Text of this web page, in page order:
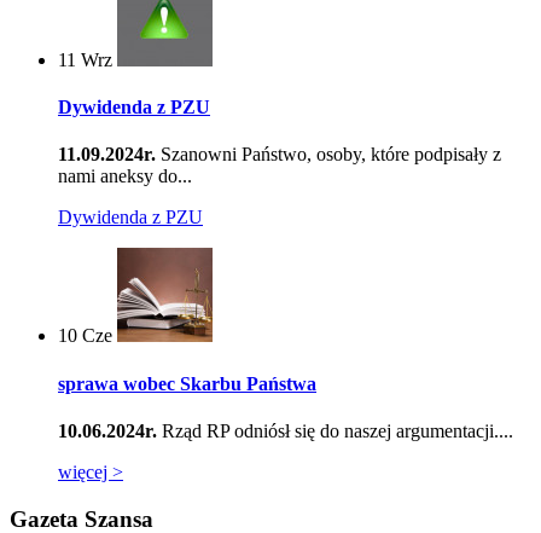
11 Wrz
Dywidenda z PZU
11.09.2024r. Szanowni Państwo, osoby, które podpisały z
nami aneksy do...
Dywidenda z PZU
10 Cze
sprawa wobec Skarbu Państwa
10.06.2024r. Rząd RP odniósł się do naszej argumentacji....
więcej >
Gazeta Szansa